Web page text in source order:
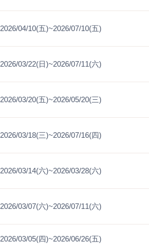
2026/04/10(五)~2026/07/10(五)
2026/03/22(日)~2026/07/11(六)
2026/03/20(五)~2026/05/20(三)
2026/03/18(三)~2026/07/16(四)
2026/03/14(六)~2026/03/28(六)
2026/03/07(六)~2026/07/11(六)
2026/03/05(四)~2026/06/26(五)